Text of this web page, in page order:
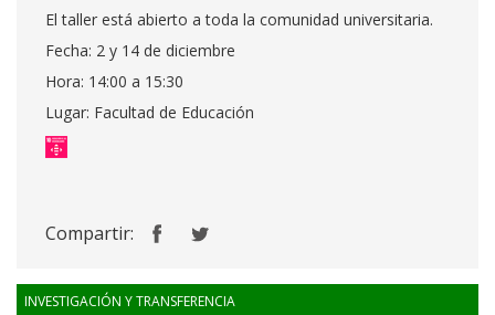
El taller está abierto a toda la comunidad universitaria.
Fecha: 2 y 14 de diciembre
Hora: 14:00 a 15:30
Lugar: Facultad de Educación
Compartir:
INVESTIGACIÓN Y TRANSFERENCIA